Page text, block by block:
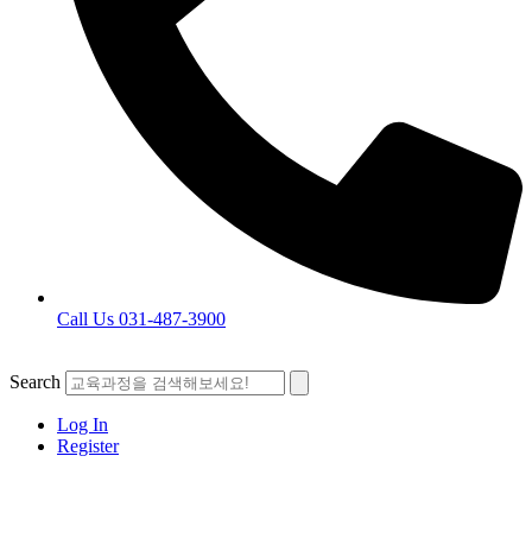
Call Us 031-487-3900
Search
Log In
Register